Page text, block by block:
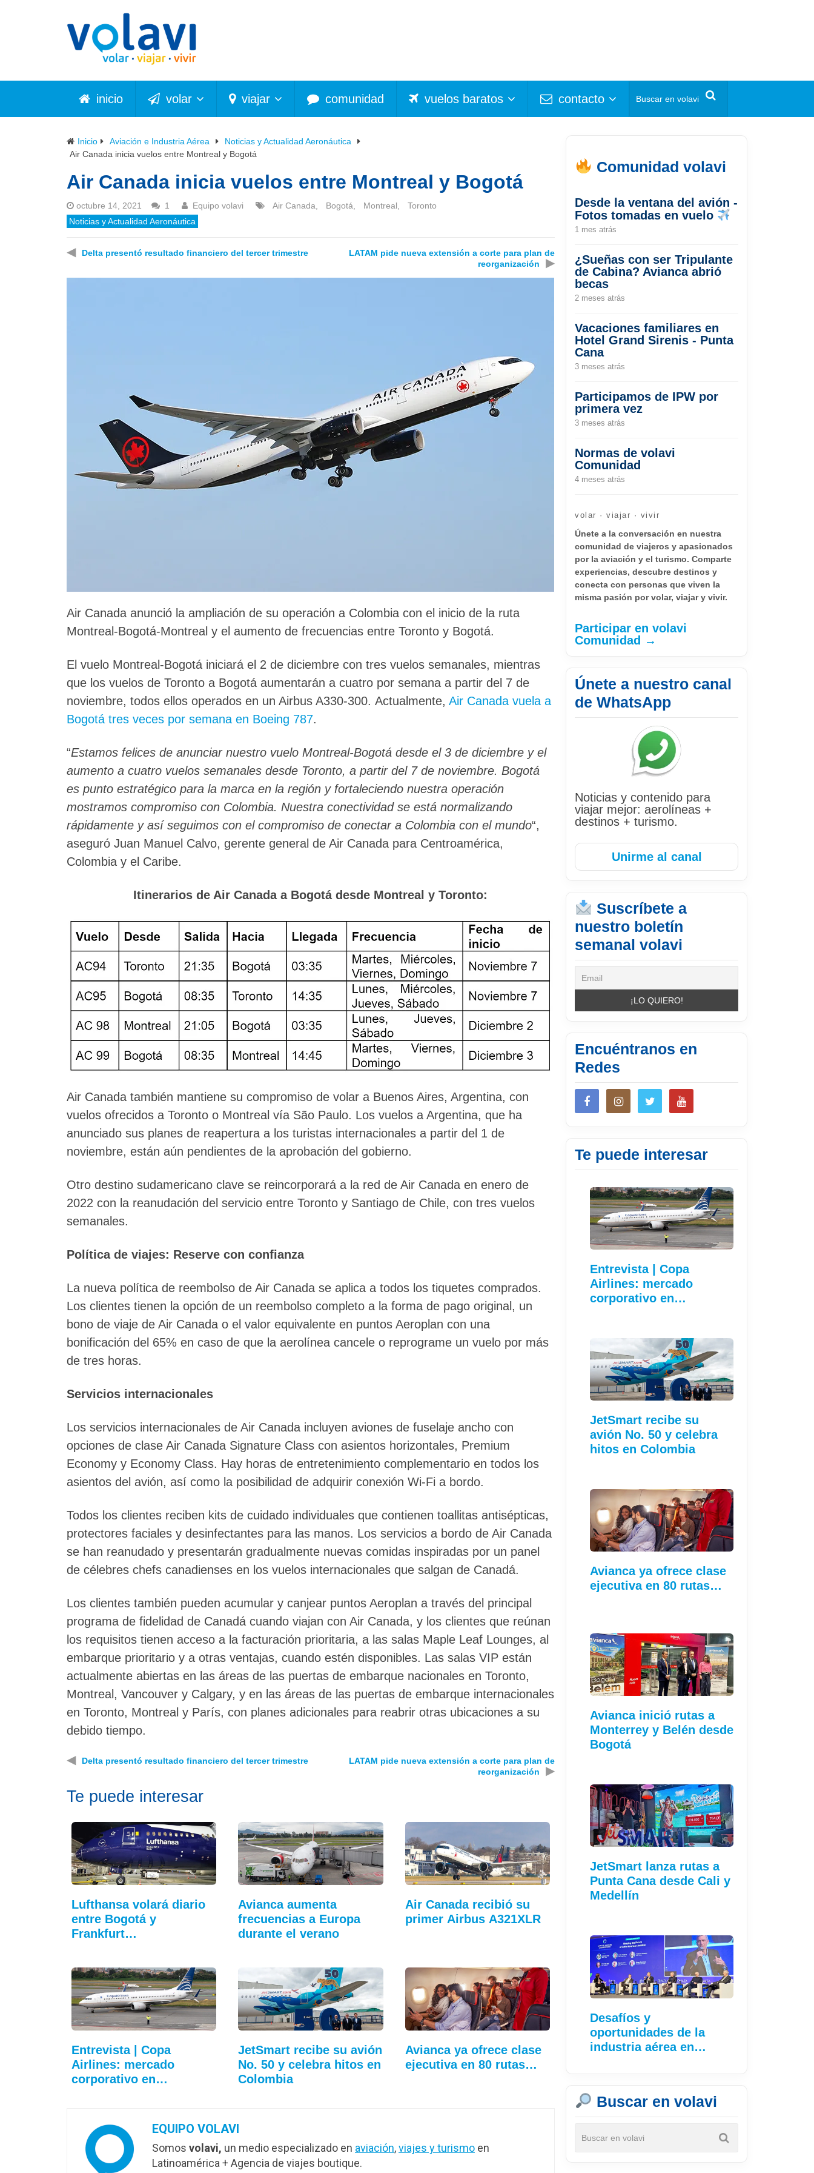
inicio volar viajar comunidad vuelos baratos contacto
Inicio Aviación e Industria Aérea
Noticias y Actualidad Aeronáutica
Air Canada inicia vuelos entre Montreal y Bogotá
Air Canada inicia vuelos entre Montreal y Bogotá
octubre 14, 2021 1 Equipo volavi Air Canada Bogotá Montreal
Toronto
Noticias y Actualidad Aeronáutica
◀ Delta presentó resultado financiero del tercer trimestre
LATAM pide nueva extensión a corte para plan de
reorganización
▶
Air Canada anunció la ampliación de su operación a Colombia con el inicio de la ruta
Montreal-Bogotá-Montreal y el aumento de frecuencias entre Toronto y Bogotá.
El vuelo Montreal-Bogotá iniciará el 2 de diciembre con tres vuelos semanales, mientras
que los vuelos de Toronto a Bogotá aumentarán a cuatro por semana a partir del 7 de
noviembre, todos ellos operados en un Airbus A330-300. Actualmente, Air Canada vuela a
Bogotá tres veces por semana en Boeing 787.
“Estamos felices de anunciar nuestro vuelo Montreal-Bogotá desde el 3 de diciembre y el
aumento a cuatro vuelos semanales desde Toronto, a partir del 7 de noviembre. Bogotá
es punto estratégico para la marca en la región y fortaleciendo nuestra operación
mostramos compromiso con Colombia. Nuestra conectividad se está normalizando
rápidamente y así seguimos con el compromiso de conectar a Colombia con el mundo“,
aseguró Juan Manuel Calvo, gerente general de Air Canada para Centroamérica,
Colombia y el Caribe.
Itinerarios de Air Canada a Bogotá desde Montreal y Toronto:
Air Canada también mantiene su compromiso de volar a Buenos Aires, Argentina, con
vuelos ofrecidos a Toronto o Montreal vía São Paulo. Los vuelos a Argentina, que ha
anunciado sus planes de reapertura a los turistas internacionales a partir del 1 de
noviembre, están aún pendientes de la aprobación del gobierno.
Otro destino sudamericano clave se reincorporará a la red de Air Canada en enero de
2022 con la reanudación del servicio entre Toronto y Santiago de Chile, con tres vuelos
semanales.
Política de viajes: Reserve con confianza
La nueva política de reembolso de Air Canada se aplica a todos los tiquetes comprados.
Los clientes tienen la opción de un reembolso completo a la forma de pago original, un
bono de viaje de Air Canada o el valor equivalente en puntos Aeroplan con una
bonificación del 65% en caso de que la aerolínea cancele o reprograme un vuelo por más
de tres horas.
Servicios internacionales
Los servicios internacionales de Air Canada incluyen aviones de fuselaje ancho con
opciones de clase Air Canada Signature Class con asientos horizontales, Premium
Economy y Economy Class. Hay horas de entretenimiento complementario en todos los
asientos del avión, así como la posibilidad de adquirir conexión Wi-Fi a bordo.
Todos los clientes reciben kits de cuidado individuales que contienen toallitas antisépticas,
protectores faciales y desinfectantes para las manos. Los servicios a bordo de Air Canada
se han reanudado y presentarán gradualmente nuevas comidas inspiradas por un panel
de célebres chefs canadienses en los vuelos internacionales que salgan de Canadá.
Los clientes también pueden acumular y canjear puntos Aeroplan a través del principal
programa de fidelidad de Canadá cuando viajan con Air Canada, y los clientes que reúnan
los requisitos tienen acceso a la facturación prioritaria, a las salas Maple Leaf Lounges, al
embarque prioritario y a otras ventajas, cuando estén disponibles. Las salas VIP están
actualmente abiertas en las áreas de las puertas de embarque nacionales en Toronto,
Montreal, Vancouver y Calgary, y en las áreas de las puertas de embarque internacionales
en Toronto, Montreal y París, con planes adicionales para reabrir otras ubicaciones a su
debido tiempo.
◀ Delta presentó resultado financiero del tercer trimestre
LATAM pide nueva extensión a corte para plan de
reorganización
▶
Te puede interesar
Lufthansa volará diario
entre Bogotá y
Frankfurt…
Avianca aumenta
frecuencias a Europa
durante el verano
Air Canada recibió su
primer Airbus A321XLR
Entrevista | Copa
Airlines: mercado
corporativo en…
JetSmart recibe su avión
No. 50 y celebra hitos en
Colombia
Avianca ya ofrece clase
ejecutiva en 80 rutas…
EQUIPO VOLAVI
Somos volavi, un medio especializado en aviación,viajes y turismo en
Latinoamérica + Agencia de viajes boutique.
Comunidad volavi
Desde la ventana del avión -
Fotos tomadas en vuelo
1 mes atrás
¿Sueñas con ser Tripulante
de Cabina? Avianca abrió
becas
2 meses atrás
Vacaciones familiares en
Hotel Grand Sirenis - Punta
Cana
3 meses atrás
Participamos de IPW por
primera vez
3 meses atrás
Normas de volavi
Comunidad
4 meses atrás
volar · viajar · vivir
Únete a la conversación en nuestra
comunidad de viajeros y apasionados
por la aviación y el turismo. Comparte
experiencias, descubre destinos y
conecta con personas que viven la
misma pasión por volar, viajar y vivir.
Participar en volavi
Comunidad →
Únete a nuestro canal
de WhatsApp
Noticias y contenido para
viajar mejor: aerolíneas +
destinos + turismo.
Unirme al canal
Suscríbete a
nuestro boletín
semanal volavi
Encuéntranos en
Redes
Te puede interesar
Entrevista | Copa
Airlines: mercado
corporativo en…
JetSmart recibe su
avión No. 50 y celebra
hitos en Colombia
Avianca ya ofrece clase
ejecutiva en 80 rutas…
Avianca inició rutas a
Monterrey y Belén desde
Bogotá
JetSmart lanza rutas a
Punta Cana desde Cali y
Medellín
Desafíos y
oportunidades de la
industria aérea en…
Buscar en volavi